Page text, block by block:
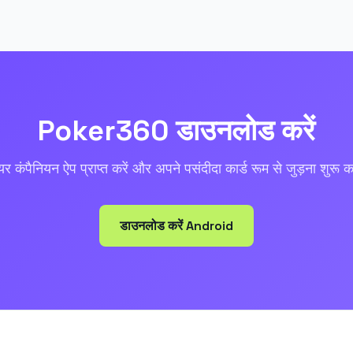
Poker360 डाउनलोड करें
कंपैनियन ऐप प्राप्त करें और अपने पसंदीदा कार्ड रूम से जुड़ना शुरू
डाउनलोड करें Android